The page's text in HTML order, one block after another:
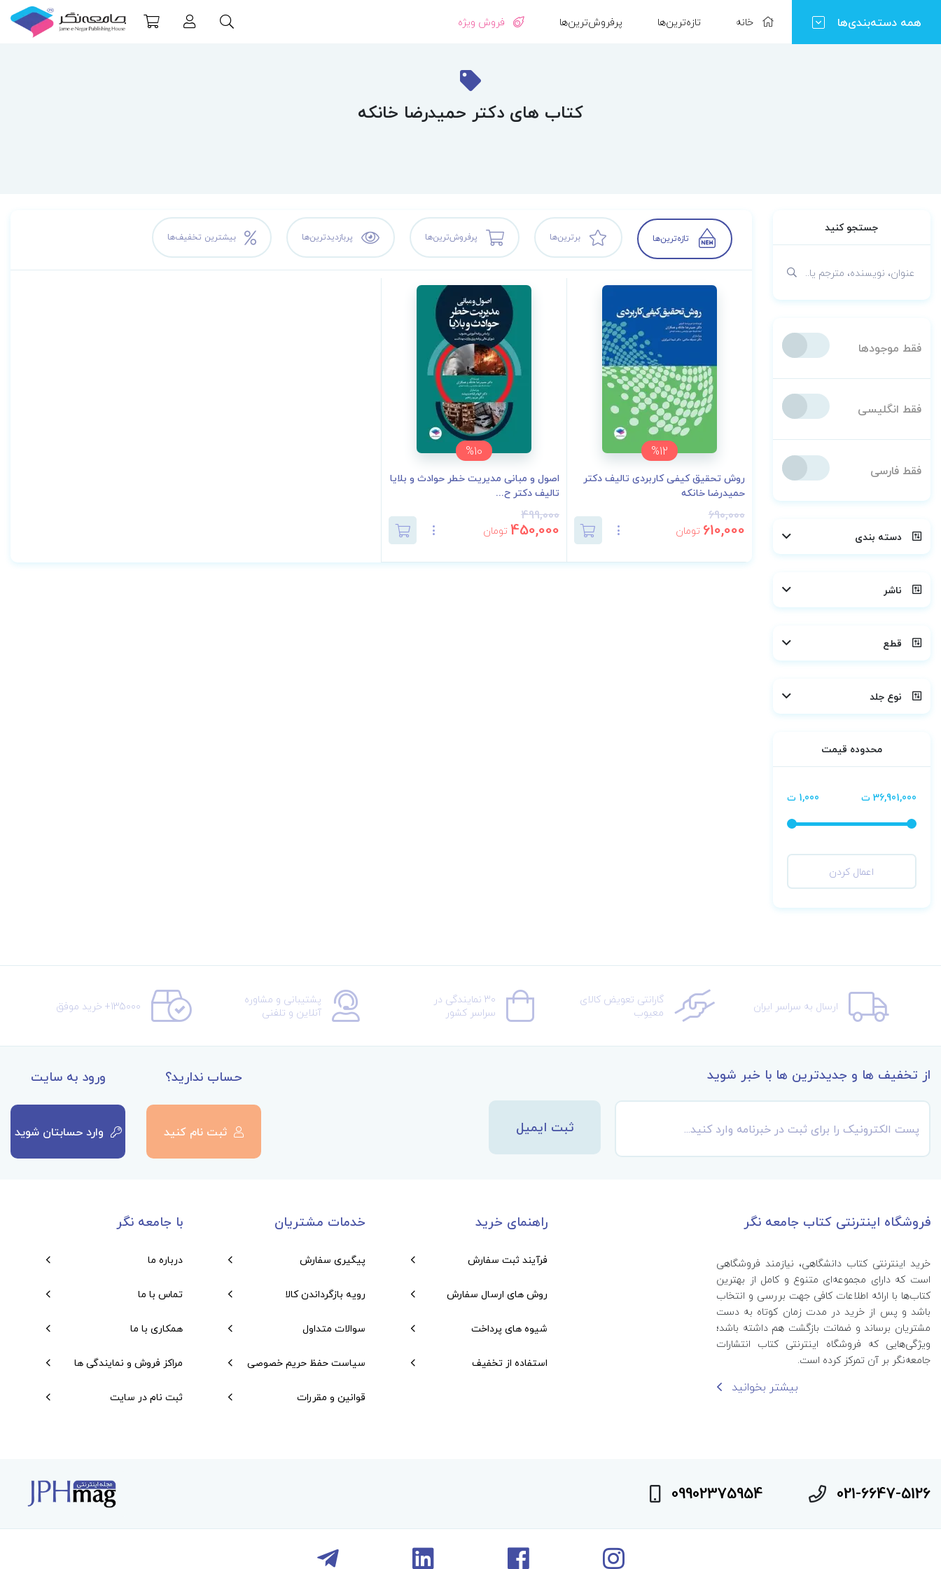
همه دسته‌بندی‌ها خانه تازه‌ترین‌ها پرفروش‌ترین‌ها فروش ویژه
کتاب های دکتر حمیدرضا خانکه
جستجو کنید
فقط موجودها
فقط انگلیسی
فقط فارسی
دسته بندی
ناشر
قطع
نوع جلد
محدوده قیمت
1,000 ت 36,901,000 ت
اعمال کردن
تازه‌ترین‌ها برترین‌ها پرفروش‌ترین‌ها پربازدیدترین‌ها بیشترین تخفیف‌ها
%12
روش تحقیق کیفی کاربردی تالیف دکتر
حمیدرضا خانکه
690,000
610,000 تومان
%10
اصول و مبانی مدیریت خطر حوادث و بلایا
تالیف دکتر ح...
499,000
450,000 تومان
ارسال به سراسر ایران گارانتی تعویض کالای
معیوب
30 نمایندگی در
سراسر کشور
پشتیبانی و مشاوره
آنلاین و تلفنی 135000+ خرید موفق
از تخفیف ها و جدیدترین ها با خبر شوید
ثبت ایمیل
ورود به سایت
وارد حسابتان شوید
حساب ندارید؟
ثبت نام کنید
فروشگاه اینترنتی کتاب جامعه نگر
خرید اینترنتی کتاب‌ دانشگاهی، نیازمند فروشگاهی
است که دارای مجموعه‌ای متنوع و کامل از بهترین
کتاب‌ها با ارائه اطلاعات کافی جهت بررسی و انتخاب
باشد و پس از خرید در مدت زمان کوتاه به دست
مشتریان برساند و ضمانت بازگشت هم داشته باشد؛
ویژگی‌هایی که فروشگاه اینترنتی کتاب انتشارات
جامعه‌نگر بر آن تمرکز کرده است.
بیشتر بخوانید
راهنمای خرید
فرآیند ثبت سفارش
روش های ارسال سفارش
شیوه های پرداخت
استفاده از تخفیف
خدمات مشتریان
پیگیری سفارش
رویه بازگرداندن کالا
سوالات متداول
سیاست حفظ حریم خصوصی
قوانین و مقررات
با جامعه نگر
درباره ما
تماس با ما
همکاری با ما
مراکز فروش و نمایندگی ها
ثبت نام در سایت
021-6647-5126
09902375954